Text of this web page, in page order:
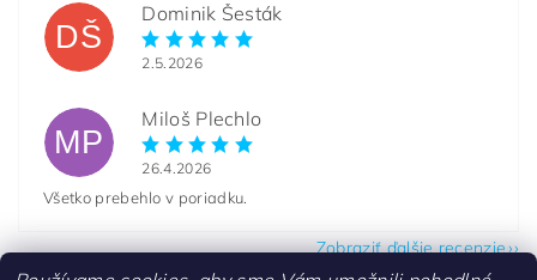
DŠ
Dominik Šesták
2.5.2026
MP
Miloš Plechlo
26.4.2026
Všetko prebehlo v poriadku.
Zobraziť ďalšie recenzie